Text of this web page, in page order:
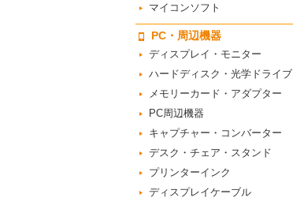
マイコンソフト
PC・周辺機器
ディスプレイ・モニター
ハードディスク・光学ドライブ
メモリーカード・アダプター
PC周辺機器
キャプチャー・コンバーター
デスク・チェア・スタンド
プリンターインク
ディスプレイケーブル